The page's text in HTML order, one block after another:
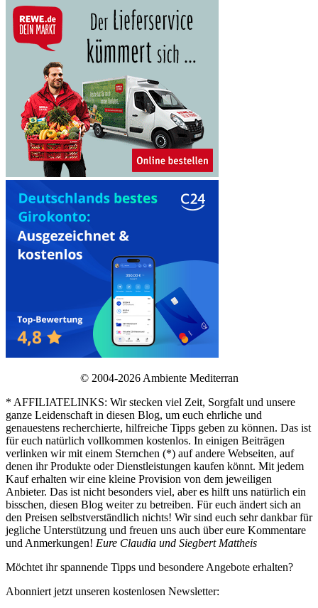
© 2004-2026 Ambiente Mediterran
* AFFILIATELINKS: Wir stecken viel Zeit, Sorgfalt und unsere
ganze Leidenschaft in diesen Blog, um euch ehrliche und
genauestens recherchierte, hilfreiche Tipps geben zu können. Das ist
für euch natürlich vollkommen kostenlos. In einigen Beiträgen
verlinken wir mit einem Sternchen (*) auf andere Webseiten, auf
denen ihr Produkte oder Dienstleistungen kaufen könnt. Mit jedem
Kauf erhalten wir eine kleine Provision von dem jeweiligen
Anbieter. Das ist nicht besonders viel, aber es hilft uns natürlich ein
bisschen, diesen Blog weiter zu betreiben. Für euch ändert sich an
den Preisen selbstverständlich nichts! Wir sind euch sehr dankbar für
jegliche Unterstützung und freuen uns auch über eure Kommentare
und Anmerkungen! Eure Claudia und Siegbert Mattheis
Möchtet ihr spannende Tipps und besondere Angebote erhalten?
Abonniert jetzt unseren kostenlosen Newsletter: